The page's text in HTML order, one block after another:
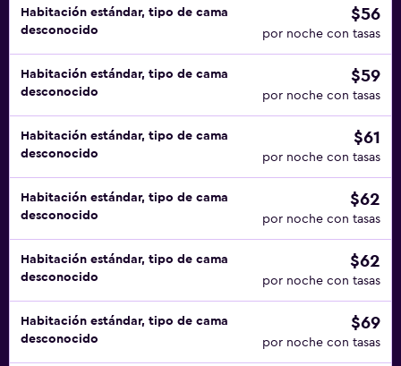
Habitación estándar, tipo de cama
desconocido
$56
por noche con tasas
Habitación estándar, tipo de cama
desconocido
$59
por noche con tasas
Habitación estándar, tipo de cama
desconocido
$61
por noche con tasas
Habitación estándar, tipo de cama
desconocido
$62
por noche con tasas
Habitación estándar, tipo de cama
desconocido
$62
por noche con tasas
Habitación estándar, tipo de cama
desconocido
$69
por noche con tasas